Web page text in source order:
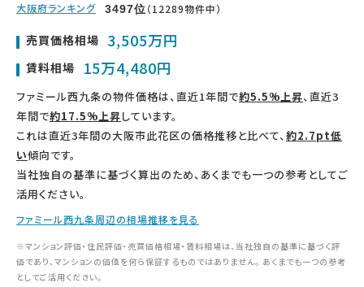
大阪府ランキング
3497位（12289物件中）
売買価格相場 3,505万円
賃料相場 15万4,480円
ファミール西九条の物件価格は、直近1年間で約5.5%上昇、直近3
年間で約17.5%上昇しています。
これは直近3年間の大阪市此花区の価格推移と比べて、約2.7pt低
い傾向です。
当社独自の基準に基づく算出のため、あくまでも一つの参考としてご
活用ください。
ファミール西九条周辺の相場推移を見る
※マンション評価・住民評価・売買価格相場・賃料相場は、当社独自の基準に基づく評
価であり、マンションの価値を何ら保証するものではありません。 あくまでも一つの参考
としてご活用ください。